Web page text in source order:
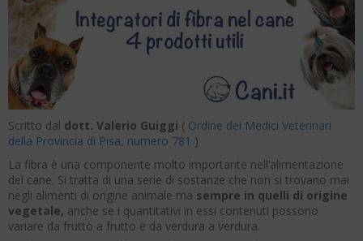
Scritto dal dott. Valerio Guiggi ( Ordine dei Medici Veterinari
della Provincia di Pisa, numero 781 )
La fibra è una componente molto importante nell’alimentazione
del cane. Si tratta di una serie di sostanze che non si trovano mai
negli alimenti di origine animale ma sempre in quelli di origine
vegetale, anche se i quantitativi in essi contenuti possono
variare da frutto a frutto e da verdura a verdura.